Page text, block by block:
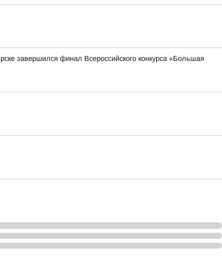
завершился финал Всероссийского конкурса «Большая